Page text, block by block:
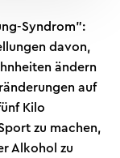
Syndrom":
davon,
ändern
auf
Kilo
zu machen,
Alkohol zu